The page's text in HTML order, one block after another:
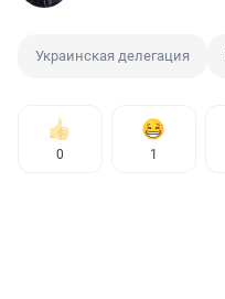
Украинская делегация
0 1